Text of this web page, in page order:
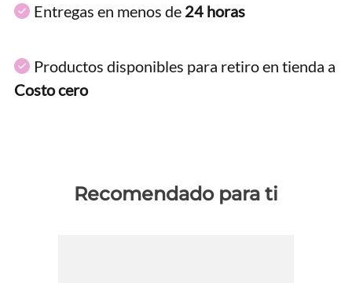
Entregas en menos de 24 horas
Productos disponibles para retiro en tienda a
Costo cero
Recomendado para ti